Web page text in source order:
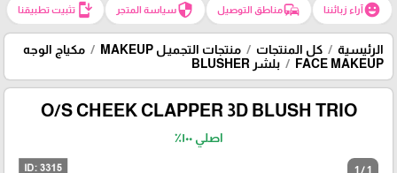
emoji_emotionsآراء زبائننا commuteمناطق التوصيل securityسياسة المتجر install_mobile تثبيت تطبيقنا
الرئيسية كل المنتجات منتجات التجميـل MAKEUP
مكياج الوجه
FACE MAKEUP
بلشر BLUSHER
O/S CHEEK CLAPPER 3D BLUSH TRIO
اصلي ١٠٠٪؜
1 / 1